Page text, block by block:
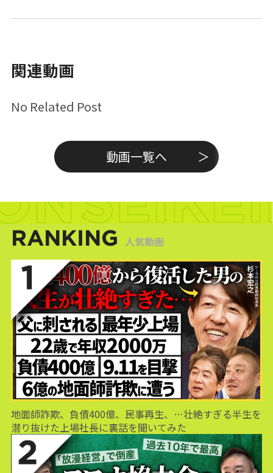
関連動画
No Related Post
動画一覧へ
RANKING 人気動画
地面師詐欺、負債400億、民事再生、…壮絶すぎる半生を
潜り抜けた上場社長に裏話を聞いてみた